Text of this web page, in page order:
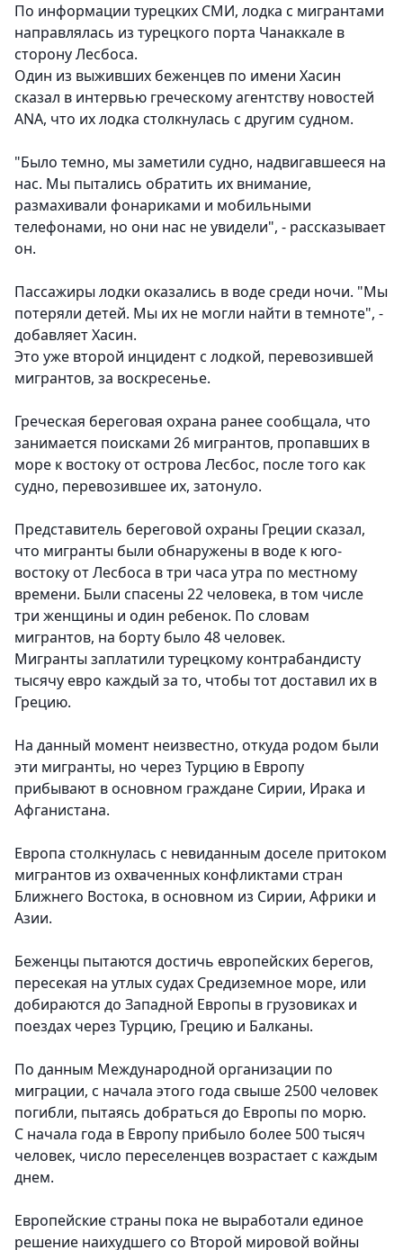
По информации турецких СМИ, лодка с мигрантами
направлялась из турецкого порта Чанаккале в
сторону Лесбоса.
Один из выживших беженцев по имени Хасин
сказал в интервью греческому агентству новостей
ANA, что их лодка столкнулась с другим судном.
"Было темно, мы заметили судно, надвигавшееся на
нас. Мы пытались обратить их внимание,
размахивали фонариками и мобильными
телефонами, но они нас не увидели", - рассказывает
он.
Пассажиры лодки оказались в воде среди ночи. "Мы
потеряли детей. Мы их не могли найти в темноте", -
добавляет Хасин.
Это уже второй инцидент с лодкой, перевозившей
мигрантов, за воскресенье.
Греческая береговая охрана ранее сообщала, что
занимается поисками 26 мигрантов, пропавших в
море к востоку от острова Лесбос, после того как
судно, перевозившее их, затонуло.
Представитель береговой охраны Греции сказал,
что мигранты были обнаружены в воде к юго-
востоку от Лесбоса в три часа утра по местному
времени. Были спасены 22 человека, в том числе
три женщины и один ребенок. По словам
мигрантов, на борту было 48 человек.
Мигранты заплатили турецкому контрабандисту
тысячу евро каждый за то, чтобы тот доставил их в
Грецию.
На данный момент неизвестно, откуда родом были
эти мигранты, но через Турцию в Европу
прибывают в основном граждане Сирии, Ирака и
Афганистана.
Европа столкнулась с невиданным доселе притоком
мигрантов из охваченных конфликтами стран
Ближнего Востока, в основном из Сирии, Африки и
Азии.
Беженцы пытаются достичь европейских берегов,
пересекая на утлых судах Средиземное море, или
добираются до Западной Европы в грузовиках и
поездах через Турцию, Грецию и Балканы.
По данным Международной организации по
миграции, с начала этого года свыше 2500 человек
погибли, пытаясь добраться до Европы по морю.
С начала года в Европу прибыло более 500 тысяч
человек, число переселенцев возрастает с каждым
днем.
Европейские страны пока не выработали единое
решение наихудшего со Второй мировой войны